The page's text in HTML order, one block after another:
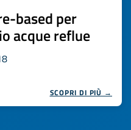
based per
acque reflue
SCOPRI DI PIÙ →